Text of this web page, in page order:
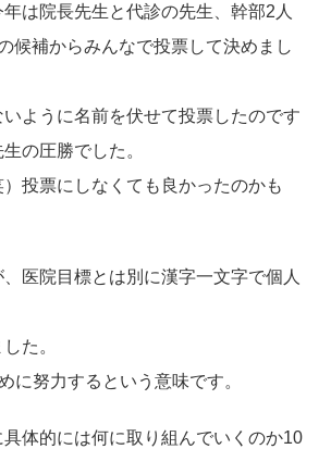
は院長先生と代診の先生、幹部2人
候補からみんなで投票して決めまし
ように名前を伏せて投票したのです
の圧勝でした。
投票にしなくても良かったのかも
医院目標とは別に漢字一文字で個人
た。
に努力するという意味です。
体的には何に取り組んでいくのか10